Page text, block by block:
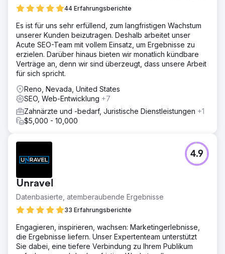
44 Erfahrungsberichte
Es ist für uns sehr erfüllend, zum langfristigen Wachstum
unserer Kunden beizutragen. Deshalb arbeitet unser
Acute SEO-Team mit vollem Einsatz, um Ergebnisse zu
erzielen. Darüber hinaus bieten wir monatlich kündbare
Verträge an, denn wir sind überzeugt, dass unsere Arbeit
für sich spricht.
Reno, Nevada, United States
SEO, Web-Entwicklung +7
Zahnärzte und -bedarf, Juristische Dienstleistungen +1
$5,000 - 10,000
Unravel
Datenbasierte, atemberaubende Ergebnisse
33 Erfahrungsberichte
4.9
Engagieren, inspirieren, wachsen: Marketingerlebnisse,
die Ergebnisse liefern. Unser Expertenteam unterstützt
Sie dabei, eine tiefere Verbindung zu Ihrem Publikum